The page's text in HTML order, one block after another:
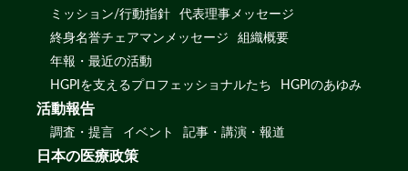
ミッション/行動指針
代表理事メッセージ
終身名誉チェアマンメッセージ
組織概要
年報・最近の活動
HGPIを支えるプロフェッショナルたち
HGPIのあゆみ
活動報告
調査・提言 イベント 記事・講演・報道
日本の医療政策